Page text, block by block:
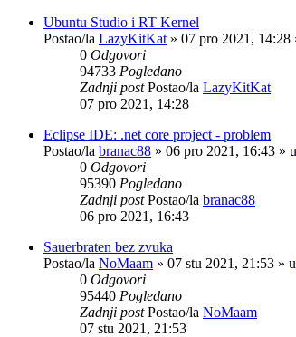
Ubuntu Studio i RT Kernel
Postao/la LazyKitKat » 07 pro 2021, 14:28
0 Odgovori
94733 Pogledano
Zadnji postPostao/la LazyKitKat
07 pro 2021, 14:28
Eclipse IDE: .net core project - problem
Postao/la branac88 » 06 pro 2021, 16:43 » u
0 Odgovori
95390 Pogledano
Zadnji postPostao/la branac88
06 pro 2021, 16:43
Sauerbraten bez zvuka
Postao/la NoMaam » 07 stu 2021, 21:53 » u
0 Odgovori
95440 Pogledano
Zadnji postPostao/la NoMaam
07 stu 2021, 21:53